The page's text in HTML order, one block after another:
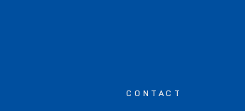
CONTACT